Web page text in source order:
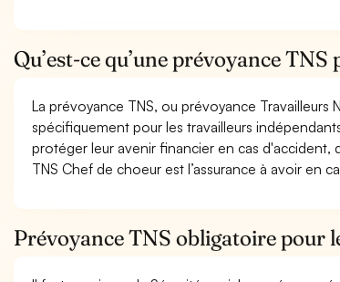
Qu’est-ce qu’une prévoyance
La prévoyance TNS, ou prévoyance Travailleurs
spécifiquement pour les travailleurs
protéger leur avenir financier en cas d'accident,
TNS Chef de choeur est l’assurance à avoir en
Prévoyance TNS obligatoire pour